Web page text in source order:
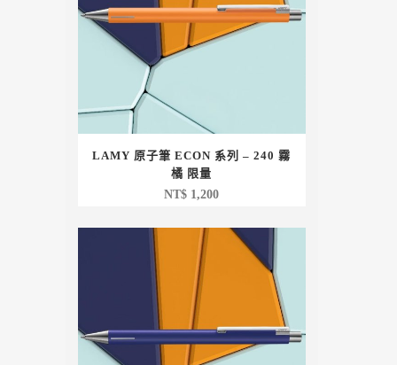
LAMY 原子筆 ECON 系列 – 240 霧
橘 限量
NT$ 1,200